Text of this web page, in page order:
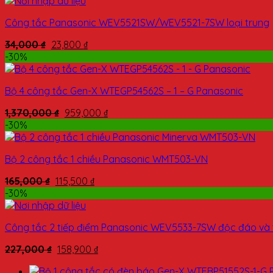
Công tắc Panasonic WEV5521SW/WEV5521-7SW loại trung
34,000₫ 23,800 ₫
-30%
Bộ 4 công tắc Gen-X WTEGP54562S – 1 – G Panasonic
1,370,000₫ 959,000 ₫
-30%
Bộ 2 công tắc 1 chiều Panasonic WMT503-VN
165,000₫ 115,500 ₫
-30%
Công tắc 2 tiếp điểm Panasonic WEV5533-7SW độc đáo và
227,000₫ 158,900 ₫